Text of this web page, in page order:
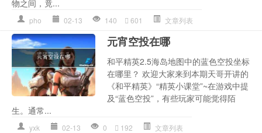
物之间，竟...
pho 02-13 140 601 文章列表
元宵空投在哪
和平精英2.5海岛地图中的蓝色空投坐标
在哪里？ 欢迎大家来到本期天哥开讲的
《和平精英》“精英小课堂”~在游戏中提
及“蓝色空投”，有些玩家可能觉得陌
生。通常...
yxk 02-13 0 192 文章列表